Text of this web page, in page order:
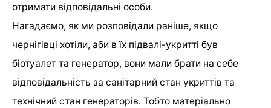
отримати відповідальні особи.
Нагадаємо, як ми розповідали раніше, якщо
чернігівці хотіли, аби в їх підвалі-укритті був
біотуалет та генератор, вони мали брати на себе
відповідальність за санітарний стан укриттів та
технічний стан генераторів. Тобто матеріально